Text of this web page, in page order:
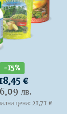
-15%
€
лв.
цена: 21,71 €